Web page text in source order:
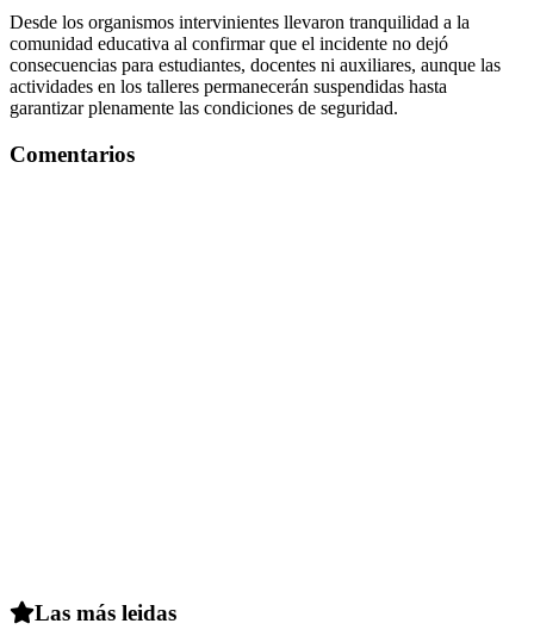
Desde los organismos intervinientes llevaron tranquilidad a la
comunidad educativa al confirmar que el incidente no dejó
consecuencias para estudiantes, docentes ni auxiliares, aunque las
actividades en los talleres permanecerán suspendidas hasta
garantizar plenamente las condiciones de seguridad.
Comentarios
Las más leidas